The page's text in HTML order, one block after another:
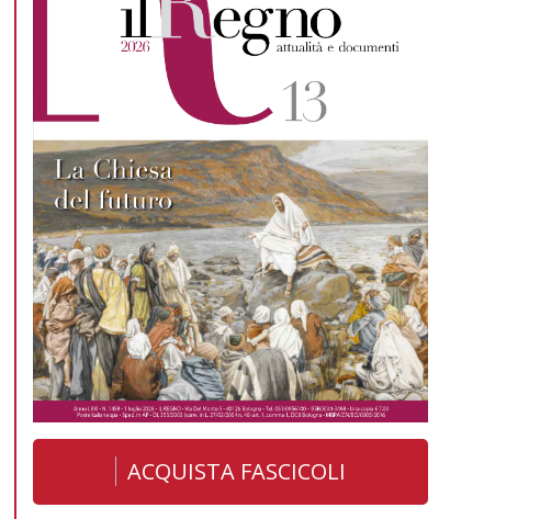
ACQUISTA FASCICOLI